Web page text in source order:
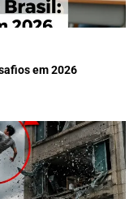
em 2026